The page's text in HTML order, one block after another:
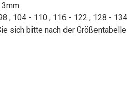
3mm
, 104 - 110 , 116 - 122 , 128 -
sich bitte nach der